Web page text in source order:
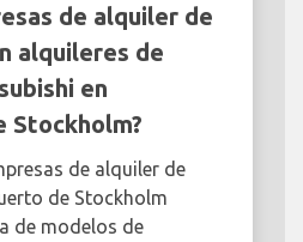
de alquiler de
alquileres de
en
Stockholm?
de alquiler de
de Stockholm
de modelos de